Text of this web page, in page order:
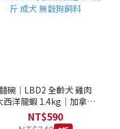
碗｜LBD2 全齡犬 雞肉
西洋龍蝦 1.4kg｜加拿大
Loveabowl 天然無穀糧
1.4公斤 成犬 無穀狗飼料
NT$590